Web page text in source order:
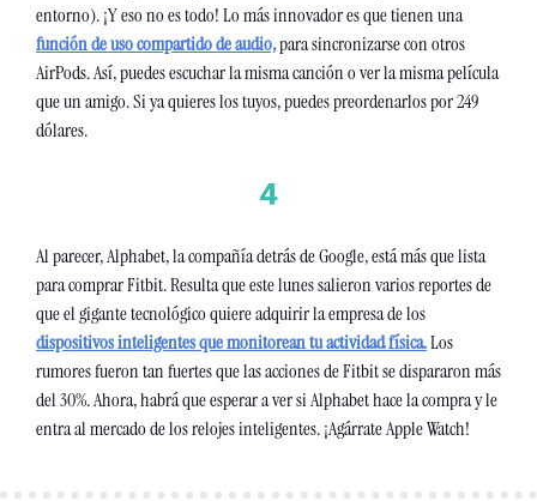
entorno). ¡Y eso no es todo! Lo más innovador es que tienen una
función de uso compartido de audio, para sincronizarse con otros
AirPods. Así, puedes escuchar la misma canción o ver la misma película
que un amigo. Si ya quieres los tuyos, puedes preordenarlos por 249
dólares.
Al parecer, Alphabet, la compañía detrás de Google, está más que lista
para comprar Fitbit. Resulta que este lunes salieron varios reportes de
dispositivos inteligentes que monitorean tu actividad física. Los
rumores fueron tan fuertes que las acciones de Fitbit se dispararon más
del 30%. Ahora, habrá que esperar a ver si Alphabet hace la compra y le
entra al mercado de los relojes inteligentes. ¡Agárrate Apple Watch!